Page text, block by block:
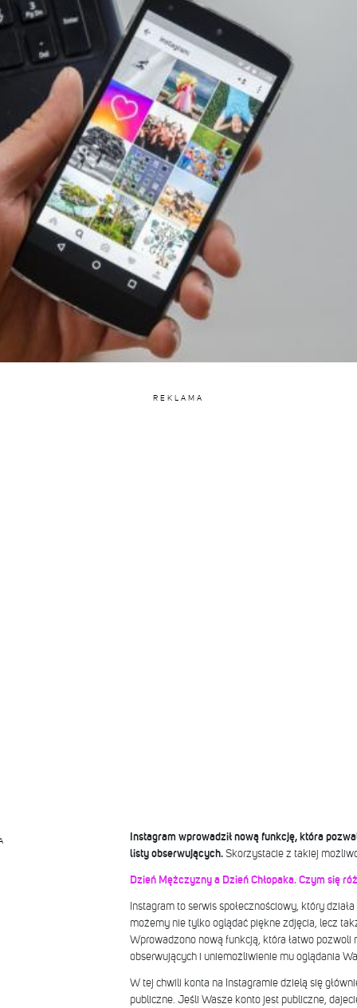
REKLAMA
Instagram wprowadził nową funkcję, która
listy obserwujących.Skorzystacie z takiej
Dzień Mężczyzny a Dzień Chłopaka. Czym się
Instagram to serwis społecznościowy, który
możemy nie tylko oglądać piękne zdjęcia, lecz
Wprowadzono nową funkcją, która łatwo pozwoli
obserwujących i uniemożliwienie mu oglądania
W tej chwili konta na Instagramie dzielą się
publiczne. Jeśli Wasze konto jest publiczne,